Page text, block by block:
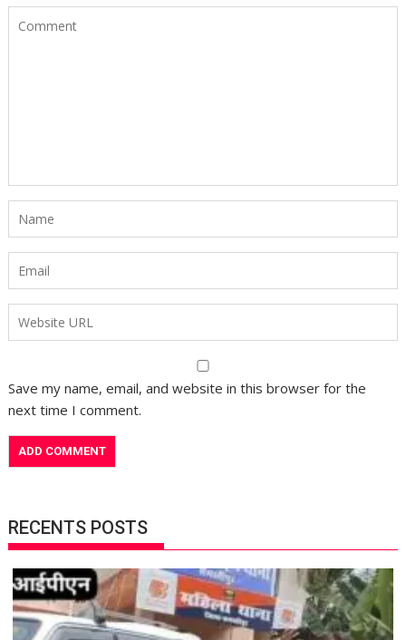
Save my name, email, and website in this browser for the
next time I comment.
RECENTS POSTS